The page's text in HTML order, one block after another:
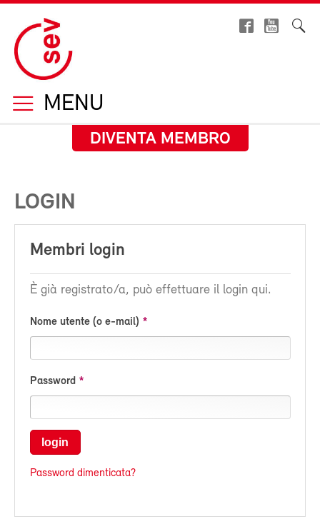
MENU
DIVENTA MEMBRO
LOGIN
Membri login
È già registrato/a, può effettuare il login qui.
Nome utente (o e-mail)
Password
login
Password dimenticata?